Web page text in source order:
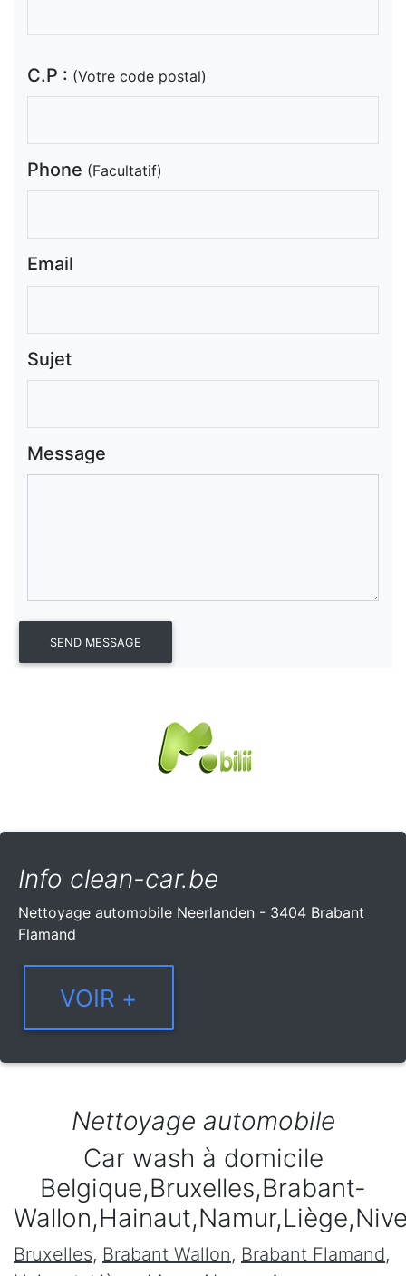
C.P : (Votre code postal)
Phone (Facultatif)
Email
Sujet
Message
Info clean-car.be
Nettoyage automobile Neerlanden - 3404 Brabant
Flamand
Nettoyage automobile
Car wash à domicile
Belgique,Bruxelles,Brabant-
Bruxelles, Brabant Wallon, Brabant Flamand,